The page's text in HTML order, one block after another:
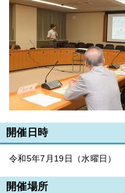
開催日時
令和5年7月19日（水曜日）
開催場所